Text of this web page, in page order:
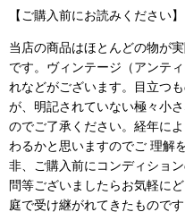
【ご購入前にお読みください】
当店の商品はほとんどの物が
です。ヴィンテージ（アンテ
れなどがございます。目立つ
が、明記されていない極々小
のでご了承ください。経年に
わるかと思いますのでご 理解
非、ご購入前にコンディショ
問等ございましたらお気軽に
庭で受け継がれてきたもので